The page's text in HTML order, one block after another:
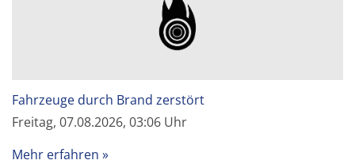
Fahrzeuge durch Brand zerstört
Freitag, 07.08.2026, 03:06 Uhr
Mehr erfahren